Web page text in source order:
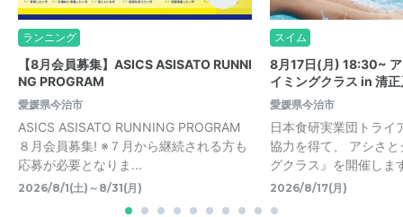
ランニング
【8月会員募集】ASICS ASISATO RUNNI
NG PROGRAM
愛媛県今治市
ASICS ASISATO RUNNING PROGRAM
８月会員募集! ※７月から継続される方も
応募が必要となりま...
2026/8/1(土)～8/31(月)
スイム
8月17日(月) 18:30~
イミングクラス in 清
愛媛県今治市
日本食研実業団トライ
協力を得て、 アシさ
グクラス』を開催し
2026/8/17(月)